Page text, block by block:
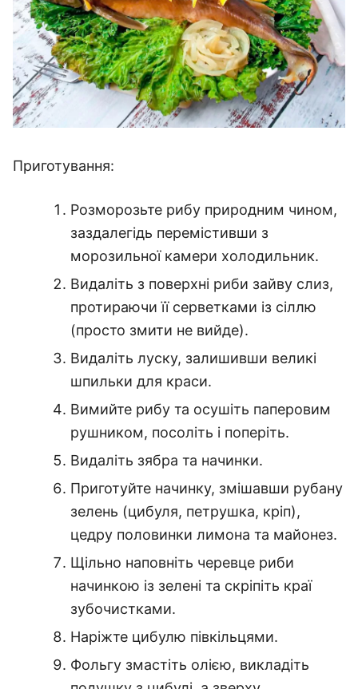
Приготування:
Розморозьте рибу природним чином,
заздалегідь перемістивши з
морозильної камери холодильник.
Видаліть з поверхні риби зайву слиз,
протираючи її серветками із сіллю
(просто змити не вийде).
Видаліть луску, залишивши великі
шпильки для краси.
Вимийте рибу та осушіть паперовим
рушником, посоліть і поперіть.
Видаліть зябра та начинки.
Приготуйте начинку, змішавши рубану
зелень (цибуля, петрушка, кріп),
цедру половинки лимона та майонез.
Щільно наповніть черевце риби
начинкою із зелені та скріпіть краї
зубочистками.
Наріжте цибулю півкільцями.
Фольгу змастіть олією, викладіть